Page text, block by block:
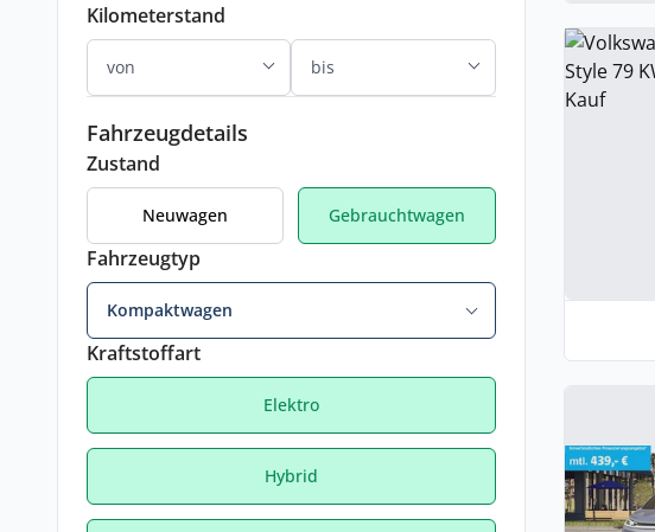
Kilometerstand
Fahrzeugdetails
Zustand
Neuwagen Gebrauchtwagen
Fahrzeugtyp
Kompaktwagen
Kraftstoffart
Elektro
Hybrid